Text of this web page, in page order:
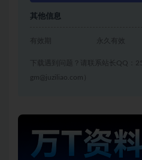
其他信息
有效期 永久有效
下载遇到问题？请联系站长QQ：
gm@juziliao.com）